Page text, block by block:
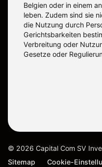
Belgien oder in einem
leben. Zudem sind sie
die Nutzung durch
Gerichtsbarkeiten
Verbreitung oder
Gesetze oder
© 2026 Capital Com SV
Sitemap
Cookie-